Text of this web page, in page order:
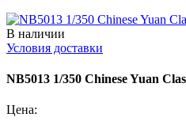
В наличии
Условия доставки
NB5013 1/350 Chinese Yuan
Цена: